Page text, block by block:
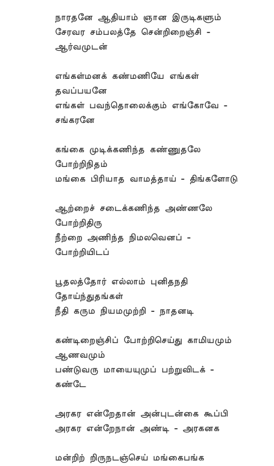
நாரதனே ஆதியாம் ஞான இருடிகளும்
சேரவர சம்பலத்தே சென்றிறைஞ்சி -
ஆர்வமுடன்
எங்கள்மனக் கண்மணியே எங்கள்
தவப்பயனே
எங்கள் பவந்தொலைக்கும் எங்கோவே -
சங்கரனே
கங்கை முடிக்கணிந்த கண்ணுதலே
போற்றிநிதம்
மங்கை பிரியாத வாமத்தாய் - திங்களோடு
ஆற்றைச் சடைக்கணிந்த அண்ணலே
போற்றிதிரு
நீற்றை அணிந்த நிமலவெனப் -
போற்றியிடப்
பூதலத்தோர் எல்லாம் புனிதநதி
தோய்ந்துதங்கள்
நீதி கரும நியமமுற்றி - நாதனடி
கண்டிறைஞ்சிப் போற்றிசெய்து காமியமும்
ஆணவமும்
பண்டுவரு மாயையுமுப் பற்றுவிடக் -
கண்டே
அரகர என்றேதான் அன்புடன்கை கூப்பி
அரகர என்றேநான் அண்டி - அரகனக
மன்றிற் றிருநடஞ்செய் மங்கைபங்க